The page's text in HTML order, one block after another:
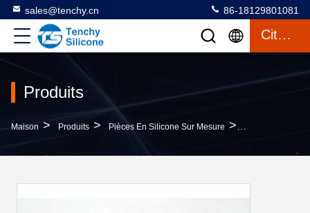
sales@tenchy.cn 86-18129801081
Citation
Produits
Maison > Produits > Pièces En Silicone Sur Mesure >